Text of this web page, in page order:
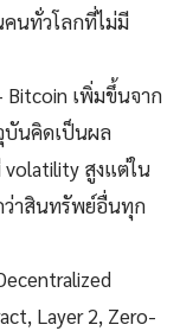
คนทั่วโลกที่ไม่มี
เพิ่มขึ้นจาก
บันคิดเป็นผล
สูงแต่ใน
ว่าสินทรัพย์อื่นทุก
Layer 2, Zero-